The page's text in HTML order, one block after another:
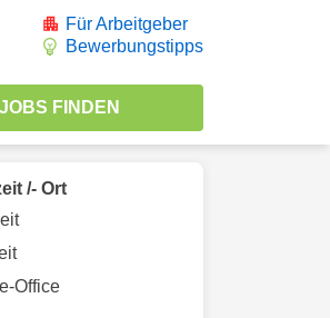
Für Arbeitgeber
Bewerbungstipps
/- Ort
Office